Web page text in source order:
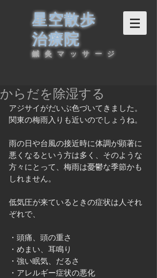
星空散歩
治療院
鍼灸マッサージ
からだを除湿する
アジサイがだいぶ色づいてきました。
関東の梅雨入りも近いのでしょうね。
雨の日や台風の接近時に体調が顕著に
悪くなるという方は多く、そのような
方々にとって、梅雨は憂鬱な季節かも
しれません。
低気圧が来ているときの症状は人それ
ぞれで、
・頭痛、頭の重さ
・めまい、耳鳴り
・強い眠気、だるさ
・アレルギー症状の悪化